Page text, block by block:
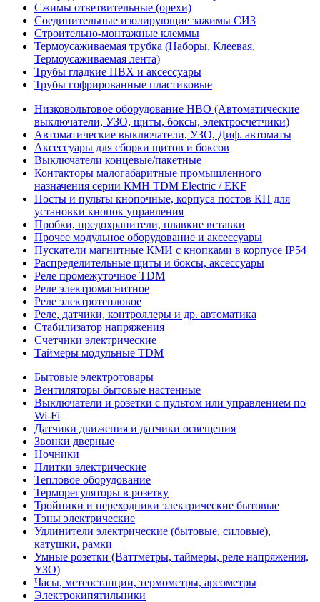
Сжимы ответвительные (орехи)
Соединительные изолирующие зажимы СИЗ
Строительно-монтажные клеммы
Термоусаживаемая трубка (Наборы, Клеевая,
Термоусаживаемая лента)
Трубы гладкие ПВХ и аксессуары
Трубы гофрированные пластиковые
Низковольтовое оборудование НВО (Автоматические
выключатели, УЗО, щиты, боксы, электросчетчики)
Автоматические выключатели, УЗО, Диф. автоматы
Аксессуары для сборки щитов и боксов
Выключатели концевые/пакетные
Контакторы малогабаритные промышленного
назначения серии КМН TDM Electric / EKF
Посты и пульты кнопочные, корпуса постов КП для
установки кнопок управления
Пробки, предохранители, плавкие вставки
Прочее модульное оборудование и аксессуары
Пускатели магнитные КМИ с кнопками в корпусе IP54
Распределительные щиты и боксы, аксессуары
Реле промежуточное TDM
Реле электромагнитное
Реле электротепловое
Реле, датчики, контроллеры и др. автоматика
Стабилизатор напряжения
Счетчики электрические
Таймеры модульные TDM
Бытовые электротовары
Вентиляторы бытовые настенные
Выключатели и розетки с пультом или управлением по
Wi-Fi
Датчики движения и датчики освещения
Звонки дверные
Ночники
Плитки электрические
Тепловое оборудование
Терморегуляторы в розетку
Тройники и переходники электрические бытовые
Тэны электрические
Удлинители электрические (бытовые, силовые),
катушки, рамки
Умные розетки (Ваттметры, таймеры, реле напряжения,
УЗО)
Часы, метеостанции, термометры, ареометры
Электрокипятильники